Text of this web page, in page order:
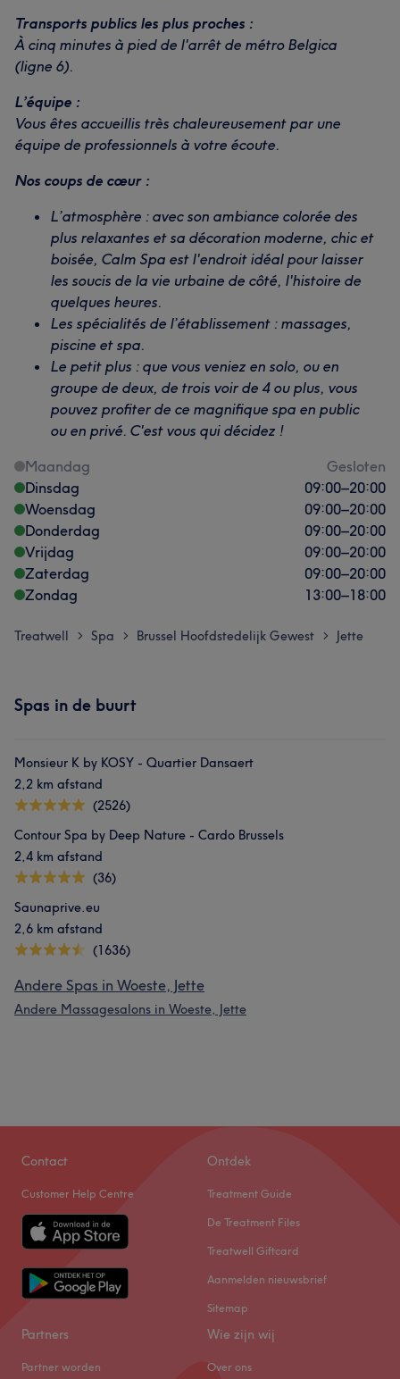
Transports publics les plus proches :
À cinq minutes à pied de l'arrêt de métro Belgica
(ligne 6).
L’équipe :
Vous êtes accueillis très chaleureusement par une
équipe de professionnels à votre écoute.
Nos coups de cœur :
L’atmosphère : avec son ambiance colorée des
plus relaxantes et sa décoration moderne, chic et
boisée, Calm Spa est l'endroit idéal pour laisser
les soucis de la vie urbaine de côté, l'histoire de
quelques heures.
Les spécialités de l’établissement : massages,
piscine et spa.
Le petit plus : que vous veniez en solo, ou en
groupe de deux, de trois voir de 4 ou plus, vous
pouvez profiter de ce magnifique spa en public
ou en privé. C'est vous qui décidez !
Maandag
Gesloten
Dinsdag
09:00–20:00
Woensdag
09:00–20:00
Donderdag
09:00–20:00
Vrijdag
09:00–20:00
Zaterdag
09:00–20:00
Zondag
13:00–18:00
Treatwell > Spa > Brussel Hoofdstedelijk Gewest > Jette
Spas in de buurt
Monsieur K by KOSY - Quartier Dansaert
2,2 km afstand
(2526)
Contour Spa by Deep Nature - Cardo Brussels
2,4 km afstand
(36)
Saunaprive.eu
2,6 km afstand
(1636)
Andere Spas in Woeste, Jette
Andere Massagesalons in Woeste, Jette
Contact
Customer Help Centre
Ontdek
Treatment Guide
De Treatment Files
Treatwell Giftcard
Aanmelden nieuwsbrief
Sitemap
Partners
Partner worden
Wie zijn wij
Over ons